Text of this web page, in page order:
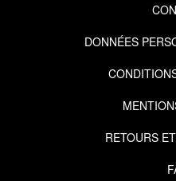
DONNÉES
RETOURS